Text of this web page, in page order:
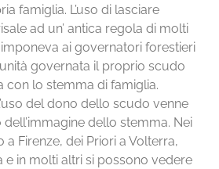
famiglia. L’uso di lasciare
ad un’ antica regola di molti
ai governatori forestieri
governata il proprio scudo
con lo stemma di famiglia.
del dono dello scudo venne
dello stemma. Nei
a Firenze, dei Priori a Volterra,
e in molti altri si possono vedere